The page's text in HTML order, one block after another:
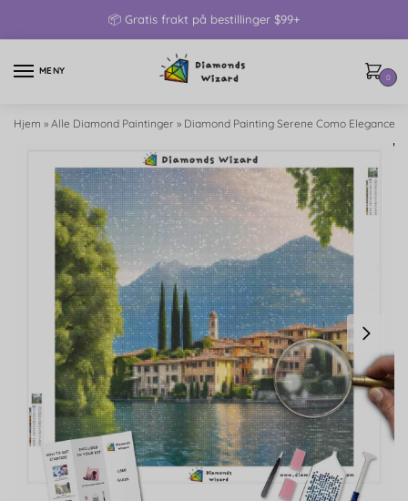
📦 Gratis frakt på bestillinger $99+
MENY
0
Hjem » Alle Diamond Paintinger » Diamond Painting Serene Como Elegance